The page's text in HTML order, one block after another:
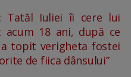
Tatăl Iuliei îi cere lui
18 ani, după ce
topit verigheta fostei
de fiica dânsului”